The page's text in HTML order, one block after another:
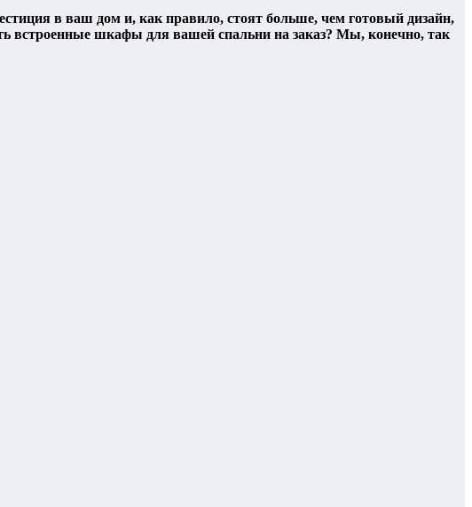
в ваш дом и, как правило, стоят больше, чем готовый дизайн,
встроенные шкафы для вашей спальни на заказ? Мы, конечно, так